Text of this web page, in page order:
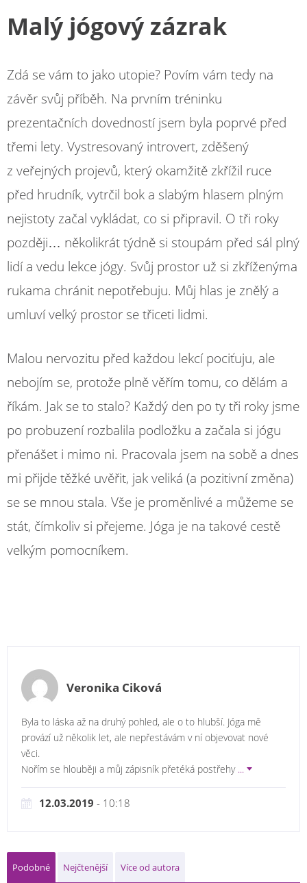
Malý jógový zázrak
Zdá se vám to jako utopie? Povím vám tedy na
závěr svůj příběh. Na prvním tréninku
prezentačních dovedností jsem byla poprvé před
třemi lety. Vystresovaný introvert, zděšený
z veřejných projevů, který okamžitě zkřížil ruce
před hrudník, vytrčil bok a slabým hlasem plným
nejistoty začal vykládat, co si připravil. O tři roky
později… několikrát týdně si stoupám před sál plný
lidí a vedu lekce jógy. Svůj prostor už si zkříženýma
rukama chránit nepotřebuju. Můj hlas je znělý a
umluví velký prostor se třiceti lidmi.
Malou nervozitu před každou lekcí pociťuju, ale
nebojím se, protože plně věřím tomu, co dělám a
říkám. Jak se to stalo? Každý den po ty tři roky jsme
po probuzení rozbalila podložku a začala si jógu
přenášet i mimo ni. Pracovala jsem na sobě a dnes
mi přijde těžké uvěřit, jak veliká (a pozitivní změna)
se se mnou stala. Vše je proměnlivé a můžeme se
stát, čímkoliv si přejeme. Jóga je na takové cestě
velkým pomocníkem.
Veronika Ciková
Byla to láska až na druhý pohled, ale o to hlubší. Jóga mě
provází už několik let, ale nepřestávám v ní objevovat nové
věci.
Nořím se hlouběji a můj zápisník přetéká postřehy ...
12.03.2019 - 10:18
Podobné Nejčtenější Více od autora